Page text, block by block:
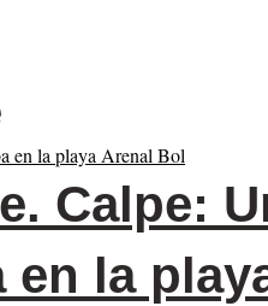
Calpe:
en la